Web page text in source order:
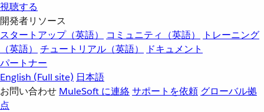
視聴する
開発者リソース
スタートアップ（英語）
コミュニティ（英語）
トレーニング
（英語）
チュートリアル（英語）
ドキュメント
パートナー
English (Full site) 日本語
お問い合わせ MuleSoft に連絡サポートを依頼 グローバル拠
点